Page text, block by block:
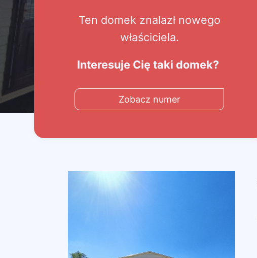
Ten domek znalazł nowego
właściciela.
Interesuje Cię taki domek?
Zobacz numer